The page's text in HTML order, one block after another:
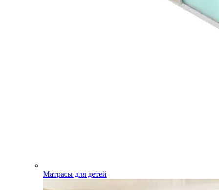
Матрасы для детей